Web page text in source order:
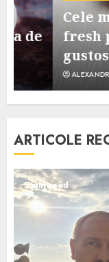
Cele mai
fresh
gustos
ALEXANDRU S.
ARTICOLE
5 min read